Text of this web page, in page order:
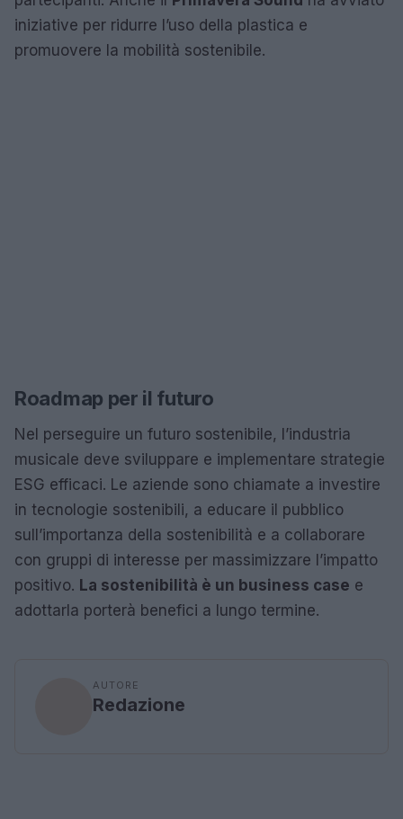
iniziative per ridurre l’uso della plastica e
promuovere la mobilità sostenibile.
Roadmap per il futuro
Nel perseguire un futuro sostenibile, l’industria
musicale deve sviluppare e implementare strategie
ESG efficaci. Le aziende sono chiamate a investire
in tecnologie sostenibili, a educare il pubblico
sull’importanza della sostenibilità e a collaborare
con gruppi di interesse per massimizzare l’impatto
positivo. La sostenibilità è un business case e
adottarla porterà benefici a lungo termine.
AUTORE
Redazione